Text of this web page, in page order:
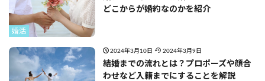
婚活
どこからが婚約なのかを紹介
2024年3月10日 2024年3月9日
結婚までの流れとは？プロポーズや顔合
わせなど入籍までにすることを解説